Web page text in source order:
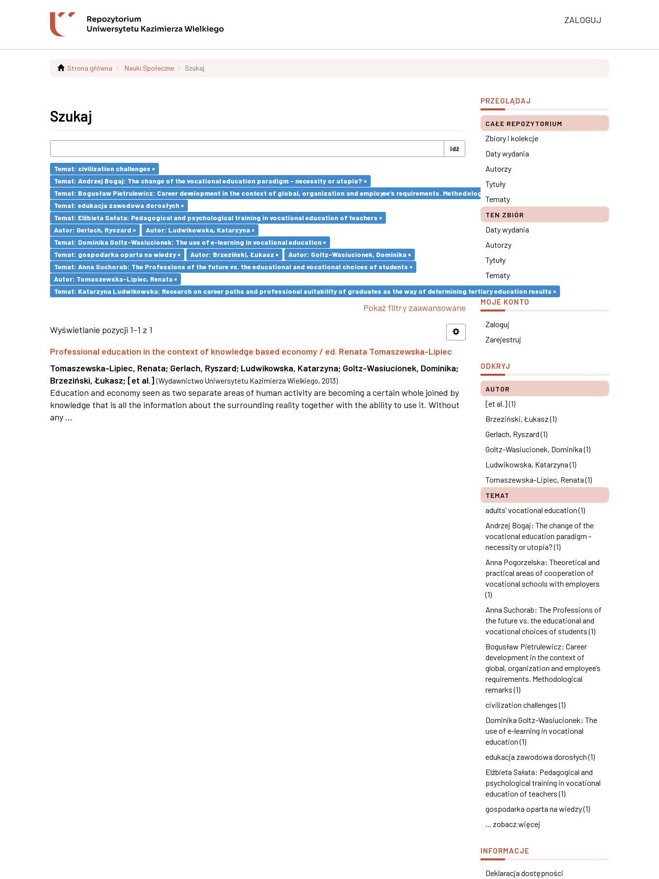
ZALOGUJ
Strona główna Nauki Społeczne Szukaj
Szukaj
Idź
Temat: civilization challenges ×
Temat: Andrzej Bogaj: The change of the vocational education paradigm - necessity or utopia? ×
Temat: Bogusław Pietrulewicz: Career development in the context of global, organization and employee’s requirements. Methodological remarks ×
Temat: edukacja zawodowa dorosłych ×
Temat: Elżbieta Sałata: Pedagogical and psychological training in vocational education of teachers ×
Autor: Gerlach, Ryszard ×
Autor: Ludwikowska, Katarzyna ×
Temat: Dominika Goltz-Wasiucionek: The use of e-learning in vocational education ×
Temat: gospodarka oparta na wiedzy ×
Autor: Brzeziński, Łukasz ×
Autor: Goltz-Wasiucionek, Dominika ×
Temat: Anna Suchorab: The Professions of the future vs. the educational and vocational choices of students ×
Autor: Tomaszewska-Lipiec, Renata ×
Temat: Katarzyna Ludwikowska: Research on career paths and professional suitability of graduates as the way of determining tertiary education results ×
Pokaż filtry zaawansowane
Wyświetlanie pozycji 1-1 z 1
Professional education in the context of knowledge based economy / ed. Renata Tomaszewska-Lipiec
Tomaszewska-Lipiec, Renata; Gerlach, Ryszard; Ludwikowska, Katarzyna; Goltz-Wasiucionek, Dominika;
Brzeziński, Łukasz; [et al.] (Wydawnictwo Uniwersytetu Kazimierza Wielkiego, 2013)
Education and economy seen as two separate areas of human activity are becoming a certain whole joined by
knowledge that is all the information about the surrounding reality together with the ability to use it. Without
any ...
PRZEGLĄDAJ
CAŁE REPOZYTORIUM
Zbiory i kolekcje
Daty wydania
Autorzy
Tytuły
Tematy
TEN ZBIÓR
Daty wydania
Autorzy
Tytuły
Tematy
MOJE KONTO
Zaloguj
Zarejestruj
ODKRYJ
AUTOR
[et al.] (1)
Brzeziński, Łukasz (1)
Gerlach, Ryszard (1)
Goltz-Wasiucionek, Dominika (1)
Ludwikowska, Katarzyna (1)
Tomaszewska-Lipiec, Renata (1)
TEMAT
adults’ vocational education (1)
Andrzej Bogaj: The change of the
vocational education paradigm -
necessity or utopia? (1)
Anna Pogorzelska: Theoretical and
practical areas of cooperation of
vocational schools with employers
(1)
Anna Suchorab: The Professions of
the future vs. the educational and
vocational choices of students (1)
Bogusław Pietrulewicz: Career
development in the context of
global, organization and employee’s
requirements. Methodological
remarks (1)
civilization challenges (1)
Dominika Goltz-Wasiucionek: The
use of e-learning in vocational
education (1)
edukacja zawodowa dorosłych (1)
Elżbieta Sałata: Pedagogical and
psychological training in vocational
education of teachers (1)
gospodarka oparta na wiedzy (1)
... zobacz więcej
INFORMACJE
Deklaracja dostępności